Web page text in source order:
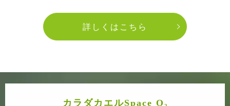
詳しくはこちら
カラダカエルSpace O₂